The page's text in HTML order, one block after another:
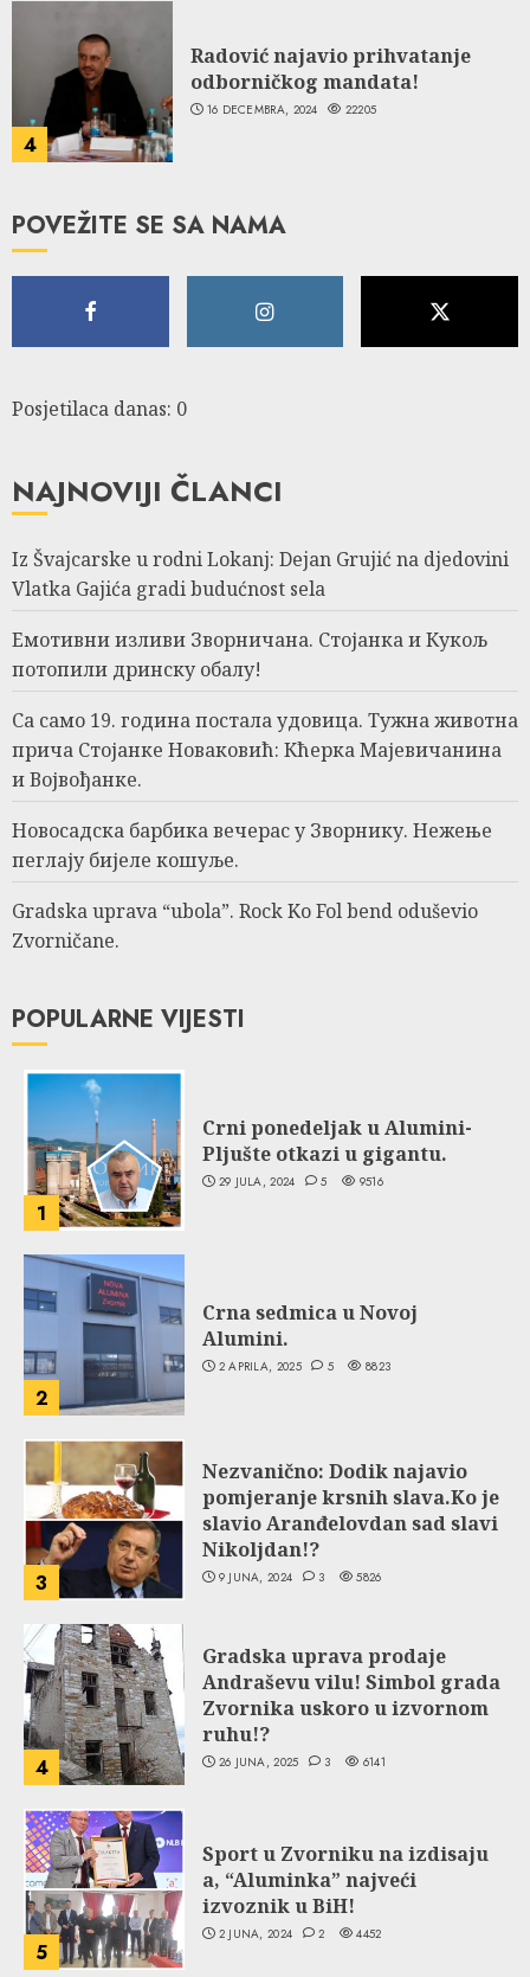
4
Radović najavio prihvatanje
odborničkog mandata!
16 DECEMBRA, 2024 22205
POVEŽITE SE SA NAMA
Posjetilaca danas: 0
NAJNOVIJI ČLANCI
Iz Švajcarske u rodni Lokanj: Dejan Grujić na djedovini
Vlatka Gajića gradi budućnost sela
Емотивни изливи Зворничана. Стојанка и Кукољ
потопили дринску обалу!
Са само 19. година постала удовица. Тужна животна
прича Стојанке Новаковић: Кћерка Мајевичанина
и Војвођанке.
Новосадска барбика вечерас у Зворнику. Нежење
пеглају бијеле кошуље.
Gradska uprava “ubola”. Rock Ko Fol bend oduševio
Zvorničane.
POPULARNE VIJESTI
1
Crni ponedeljak u Alumini-
Pljušte otkazi u gigantu.
29 JULA, 2024 5 9516
2
Crna sedmica u Novoj
Alumini.
2 APRILA, 2025 5 8823
3
Nezvanično: Dodik najavio
pomjeranje krsnih slava.Ko je
slavio Aranđelovdan sad slavi
Nikoljdan!?
9 JUNA, 2024 3 5826
4
Gradska uprava prodaje
Andraševu vilu! Simbol grada
Zvornika uskoro u izvornom
ruhu!?
26 JUNA, 2025 3 6141
5
Sport u Zvorniku na izdisaju
a, “Aluminka” najveći
izvoznik u BiH!
2 JUNA, 2024 2 4452